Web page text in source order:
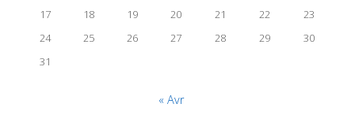
17
18 19 20 21 22
23
24
25 26 27 28 29
30
31
« Avr